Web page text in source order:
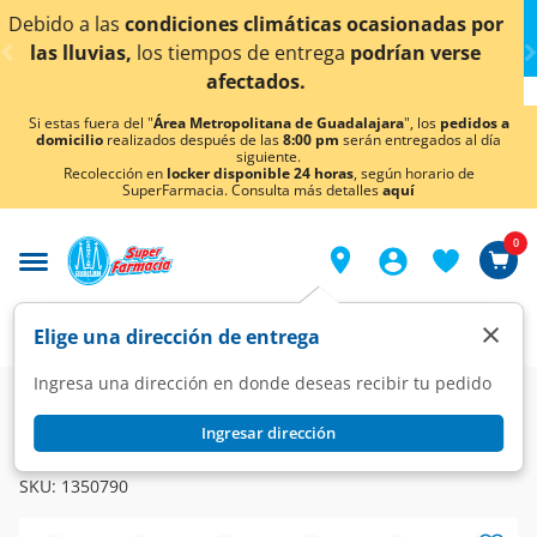
< div class="carousel-inner">
por
verse
¡Ahora también en Aguascalientes!
conocer detalles.
Si estas fuera del "Área Metropolitana de Guadalajara", los pedidos a
domicilio realizados después de las8:00 pm serán entregados al día
siguiente.
Recolección en locker disponible 24 horas, según horario de
SuperFarmacia. Consulta más detallesaquí
Elige una dirección de entrega
Ingresa una dirección en donde deseas recibir tu pedido
Ingresar dirección
×
0
Farmacia Medicina Antibióticos Antibióticos
Marzivag 500 mg, 3 Tabletas.
SKU: 1350790